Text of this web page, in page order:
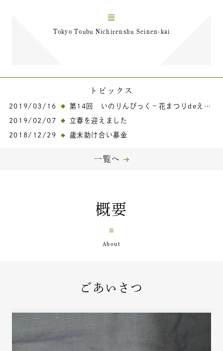
Tokyo Toubu Nichirenshu Seinen-kai
トピックス
2019/03/16 第14回 いのりんぴっく－花まつりdeえんむすび－
2019/02/07 立春を迎えました
2018/12/29 歳末助け合い募金
一覧へ
概要
ごあいさつ